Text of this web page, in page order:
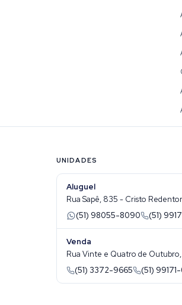
UNIDADES
Aluguel
Rua Sapê, 835 - Cristo
(51) 98055-8090
(51)
Venda
Rua Vinte e Quatro de Outubro,
(51) 3372-9665
(51) 99171-